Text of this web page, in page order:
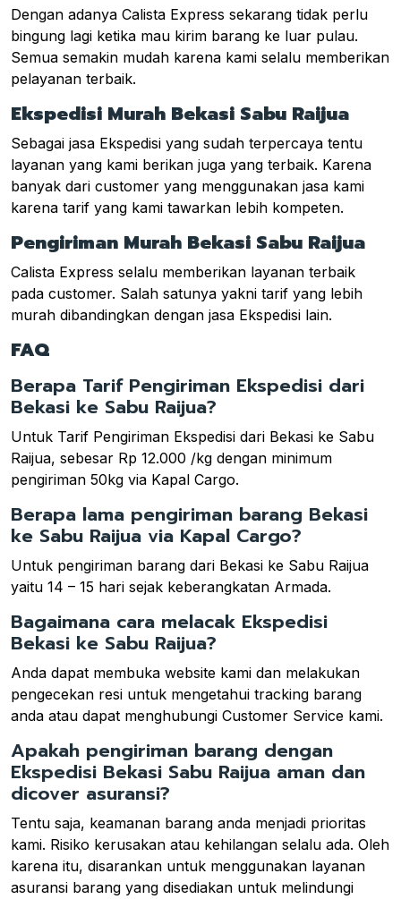
Dengan adanya Calista Express sekarang tidak perlu
bingung lagi ketika mau kirim barang ke luar pulau.
Semua semakin mudah karena kami selalu memberikan
pelayanan terbaik.
Ekspedisi Murah Bekasi Sabu Raijua
Sebagai jasa Ekspedisi yang sudah terpercaya tentu
layanan yang kami berikan juga yang terbaik. Karena
banyak dari customer yang menggunakan jasa kami
karena tarif yang kami tawarkan lebih kompeten.
Pengiriman Murah Bekasi Sabu Raijua
Calista Express selalu memberikan layanan terbaik
pada customer. Salah satunya yakni tarif yang lebih
murah dibandingkan dengan jasa Ekspedisi lain.
FAQ
Berapa Tarif Pengiriman Ekspedisi dari
Bekasi ke Sabu Raijua?
Untuk Tarif Pengiriman Ekspedisi dari Bekasi ke Sabu
Raijua, sebesar Rp 12.000 /kg dengan minimum
pengiriman 50kg via Kapal Cargo.
Berapa lama pengiriman barang Bekasi
ke Sabu Raijua via Kapal Cargo?
Untuk pengiriman barang dari Bekasi ke Sabu Raijua
yaitu 14 – 15 hari sejak keberangkatan Armada.
Bagaimana cara melacak Ekspedisi
Bekasi ke Sabu Raijua?
Anda dapat membuka website kami dan melakukan
pengecekan resi untuk mengetahui tracking barang
anda atau dapat menghubungi Customer Service kami.
Apakah pengiriman barang dengan
Ekspedisi Bekasi Sabu Raijua aman dan
dicover asuransi?
Tentu saja, keamanan barang anda menjadi prioritas
kami. Risiko kerusakan atau kehilangan selalu ada. Oleh
karena itu, disarankan untuk menggunakan layanan
asuransi barang yang disediakan untuk melindungi